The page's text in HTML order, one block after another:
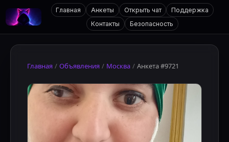
Главная Анкеты Открыть чат
Поддержка
Контакты
Безопасность
Главная / Объявления / Москва / Анкета #9721